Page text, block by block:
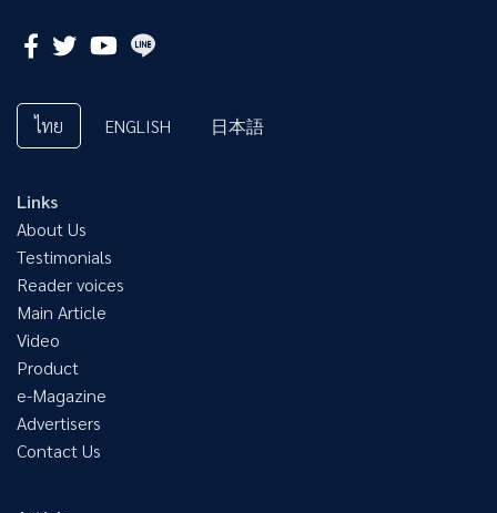
ไทย ENGLISH 日本語
Links
About Us
Testimonials
Reader voices
Main Article
Video
Product
e-Magazine
Advertisers
Contact Us